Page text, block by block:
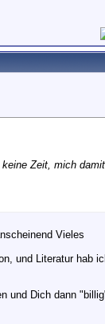
Zeit, mich
Vieles
und Literatur hab
und Dich dann